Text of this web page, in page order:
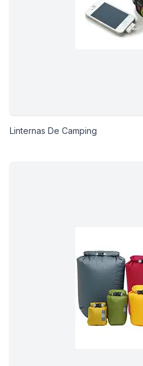
Linternas De Camping